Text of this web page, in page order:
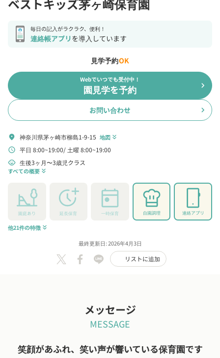
ベストキッズ茅ヶ崎保育園
毎日の記入がラクラク、便利！
連絡帳アプリを導入しています
見学予約OK
Webでいつでも受付中！
園見学を予約 chevron_right
お問い合わせ chevron_right
location_on 神奈川県茅ヶ崎市柳島1-9-15 地図 keyboard_double_arrow_down
schedule 平日 8:00~19:00 土曜 8:00~19:00
child_care 生後3ヶ月〜3歳児クラス
すべての概要 keyboard_double_arrow_down
園庭あり 延長保育 一時保育 自園調理 連絡アプリ
他21件の特徴 keyboard_double_arrow_down
最終更新日: 2026年4月3日
リストに追加
メッセージ
MESSAGE
笑顔があふれ、笑い声が響いている保育園です